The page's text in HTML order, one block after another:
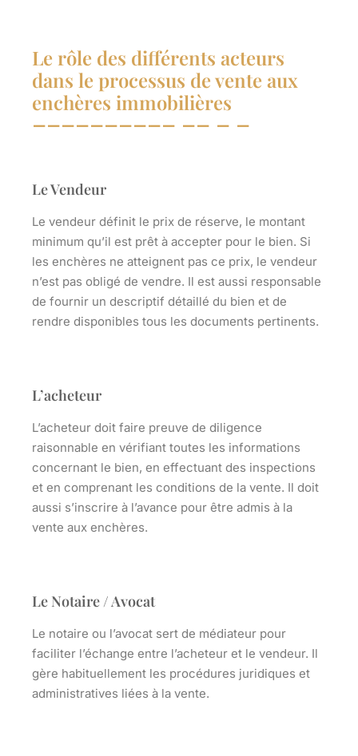
Le rôle des différents acteurs
dans le processus de vente aux
enchères immobilières
Le Vendeur
Le vendeur définit le prix de réserve, le montant
minimum qu’il est prêt à accepter pour le bien. Si
les enchères ne atteignent pas ce prix, le vendeur
n’est pas obligé de vendre. Il est aussi responsable
de fournir un descriptif détaillé du bien et de
rendre disponibles tous les documents pertinents.
L’acheteur
L’acheteur doit faire preuve de diligence
raisonnable en vérifiant toutes les informations
concernant le bien, en effectuant des inspections
et en comprenant les conditions de la vente. Il doit
aussi s’inscrire à l’avance pour être admis à la
vente aux enchères.
Le Notaire / Avocat
Le notaire ou l’avocat sert de médiateur pour
faciliter l’échange entre l’acheteur et le vendeur. Il
gère habituellement les procédures juridiques et
administratives liées à la vente.